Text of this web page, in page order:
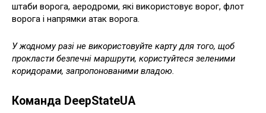
штаби ворога, аеродроми, які використовує ворог, флот
ворога і напрямки атак ворога.
У жодному разі не використовуйте карту для того, щоб
прокласти безпечні маршрути, користуйтеся зеленими
коридорами, запропонованими владою.
Команда DeepStateUA